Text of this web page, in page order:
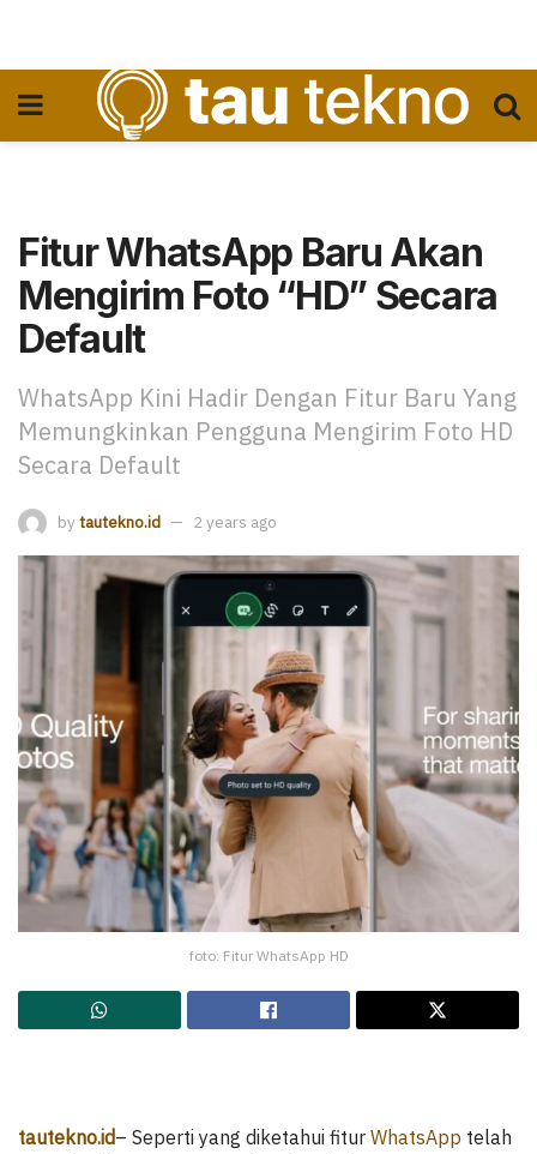
Fitur WhatsApp Baru Akan
Mengirim Foto “HD” Secara
Default
WhatsApp Kini Hadir Dengan Fitur Baru Yang
Memungkinkan Pengguna Mengirim Foto HD
Secara Default
by tautekno.id 2 years ago
foto: Fitur WhatsApp HD
tautekno.id– Seperti yang diketahui fitur WhatsApp telah